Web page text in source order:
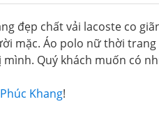
đẹp chất vải lacoste co
mặc. Áo polo nữ thời
Quý khách muốn có
Khang!